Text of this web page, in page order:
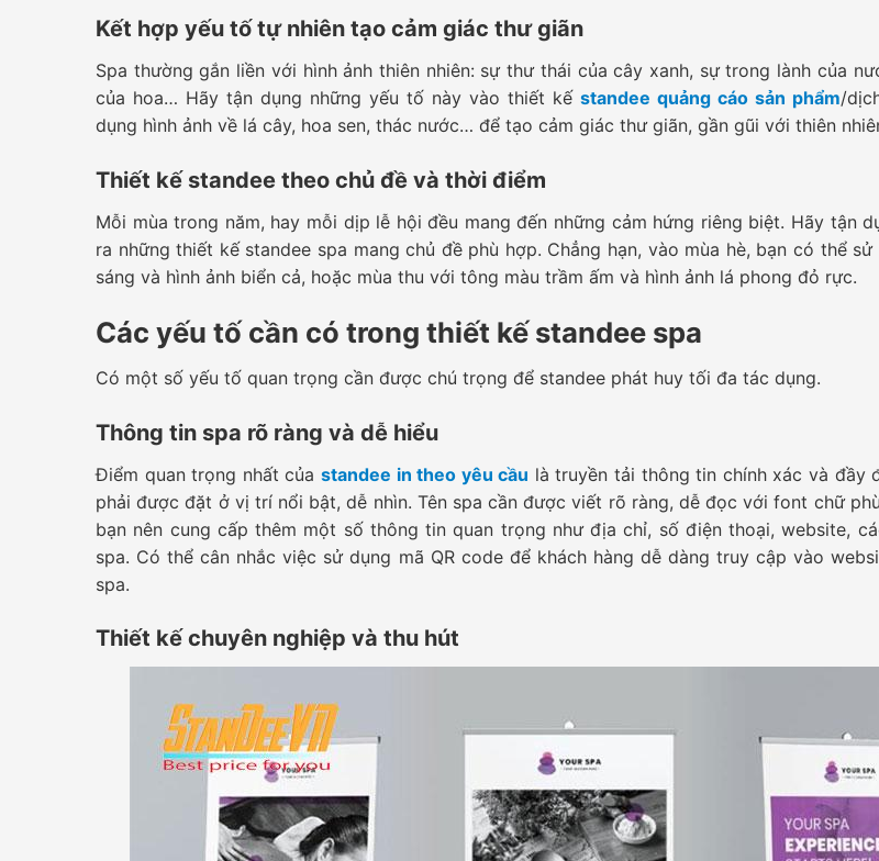
Kết hợp yếu tố tự nhiên tạo cảm giác thư giãn
Spa thường gắn liền với hình ảnh thiên nhiên: sự thư thái của cây xanh, sự trong lành của
của hoa… Hãy tận dụng những yếu tố này vào thiết kếstandee quảng cáo sản phẩm/
dụng hình ảnh về lá cây, hoa sen, thác nước… để tạo cảm giác thư giãn, gần gũi với thiên
Thiết kế standee theo chủ đề và thời điểm
Mỗi mùa trong năm, hay mỗi dịp lễ hội đều mang đến những cảm hứng riêng biệt. Hãy tận
ra những thiết kế standee spa mang chủ đề phù hợp. Chẳng hạn, vào mùa hè, bạn có thể
sáng và hình ảnh biển cả, hoặc mùa thu với tông màu trầm ấm và hình ảnh lá phong đỏ rực.
Các yếu tố cần có trong thiết kế standee spa
Có một số yếu tố quan trọng cần được chú trọng để standee phát huy tối đa tác dụng.
Thông tin spa rõ ràng và dễ hiểu
Điểm quan trọng nhất của standee in theo yêu cầu là truyền tải thông tin chính xác và đầy
phải được đặt ở vị trí nổi bật, dễ nhìn. Tên spa cần được viết rõ ràng, dễ đọc với font chữ
bạn nên cung cấp thêm một số thông tin quan trọng như địa chỉ, số điện thoại, website,
spa. Có thể cân nhắc việc sử dụng mã QR code để khách hàng dễ dàng truy cập vào
spa.
Thiết kế chuyên nghiệp và thu hút